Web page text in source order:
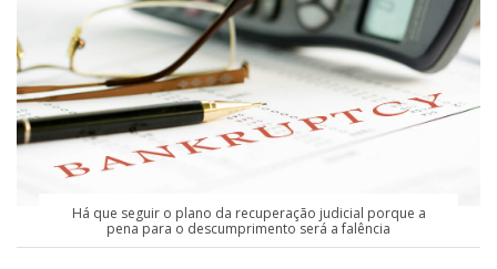
Há que seguir o plano da recuperação judicial porque a
pena para o descumprimento será a falência